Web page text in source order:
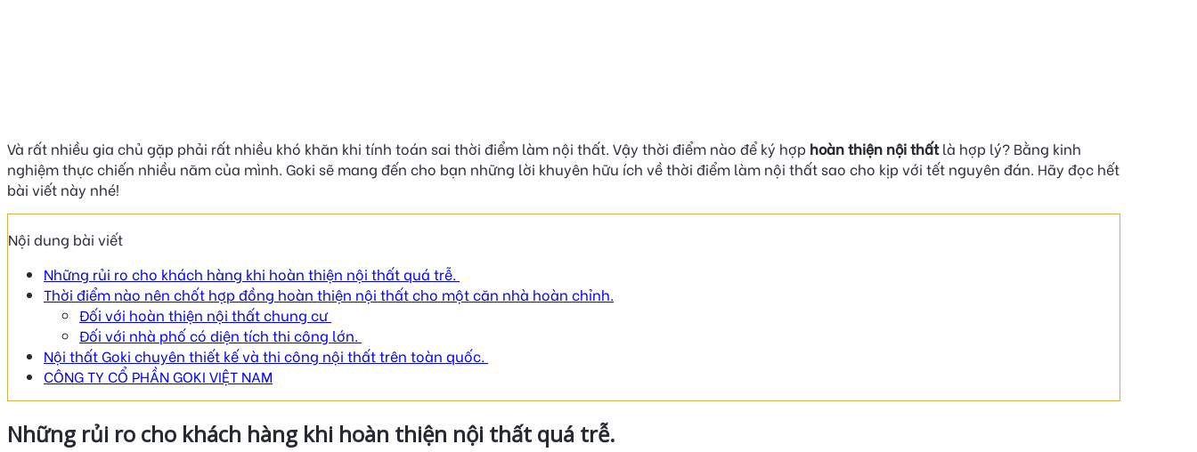
Và rất nhiều gia chủ gặp phải rất nhiều khó khăn khi tính toán sai thời điểm làm nội thất. Vậy thời điểm nào để ký hợp hoàn thiện nội thấtlà hợp lý? Bằng kinh
nghiệm thực chiến nhiều năm của mình. Goki sẽ mang đến cho bạn những lời khuyên hữu ích về thời điểm làm nội thất sao cho kịp với tết nguyên đán. Hãy đọc hết
bài viết này nhé!
Nội dung bài viết
Những rủi ro cho khách hàng khi hoàn thiện nội thất quá trễ.
Thời điểm nào nên chốt hợp đồng hoàn thiện nội thất cho một căn nhà hoàn chỉnh.
Đối với hoàn thiện nội thất chung cư
Đối với nhà phố có diện tích thi công lớn.
Nội thất Goki chuyên thiết kế và thi công nội thất trên toàn quốc.
CÔNG TY CỔ PHẦN GOKI VIỆT NAM
Những rủi ro cho khách hàng khi hoàn thiện nội thất quá trễ.